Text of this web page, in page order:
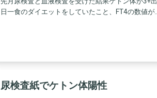
日一食のダイエットをしていたこと、FT4の数値が...
尿検査紙でケトン体陽性